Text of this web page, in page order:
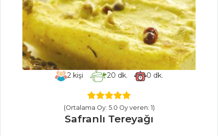
SALATALAR
YOĞURTLU
BARBUNYA
SALATASI
Fesleğenli Ve
Sirkeli Biber
Salatası
2 kişi 20 dk. 0 dk.
(Ortalama Oy: 5.0 Oy veren: 1)
Safranlı Tereyağı